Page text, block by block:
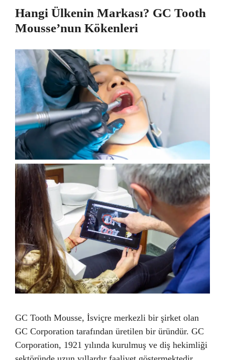
Hangi Ülkenin Markası? GC Tooth
Mousse’nun Kökenleri
GC Tooth Mousse, İsviçre merkezli bir şirket olan
GC Corporation tarafından üretilen bir üründür. GC
Corporation, 1921 yılında kurulmuş ve diş hekimliği